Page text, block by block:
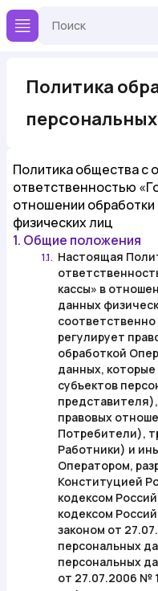
Политика
Политика общества с
ответственностью
отношении
физических лиц
1. Общие положения
1.1. Настоящая
кассы» в
данных
регулирует
обработкой
данных,
субъектов
правовых
Потребители),
Работники) и
Оператором,
Конституцией
кодексом
кодексом
законом от
персональных
персональных
от 27.07.2006 №